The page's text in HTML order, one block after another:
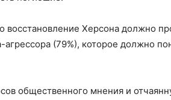
восстановление Херсона должно
агрессора (79%), которое должно
общественного мнения и